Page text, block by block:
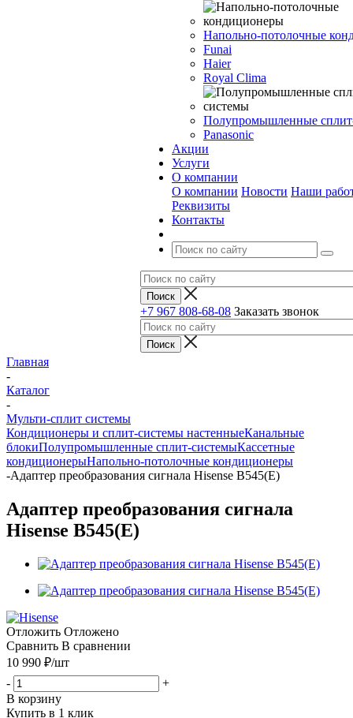
Напольно-потолочные
Funai
Haier
Royal Clima
Полупромышленные
Panasonic
Акции
Услуги
О компании
О компании Новости Наши
Реквизиты
Контакты
+7 967 808-68-08 Заказать звонок
Главная
-
Каталог
-
Мульти-сплит системы
Кондиционеры и сплит-системы настенныеКанальные
блокиПолупромышленные сплит-системыКассетные
кондиционерыНапольно-потолочные кондиционеры
-Адаптер преобразования сигнала Hisense B545(E)
Адаптер преобразования сигнала
Hisense B545(E)
Отложить Отложено
Сравнить В сравнении
10 990 ₽/шт
-
+
В корзину
Купить в 1 клик